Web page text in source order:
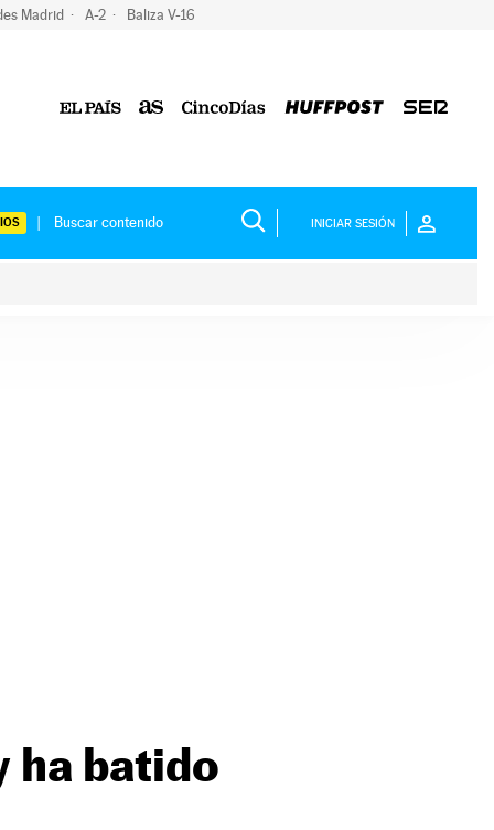
Madrid A-2 Baliza V-16
INICIAR SESIÓN
ha batido